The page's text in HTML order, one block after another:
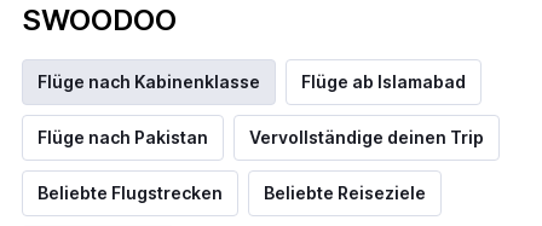
SWOODOO
Flüge nach Kabinenklasse Flüge ab Islamabad
Flüge nach Pakistan Vervollständige deinen Trip
Beliebte Flugstrecken Beliebte Reiseziele